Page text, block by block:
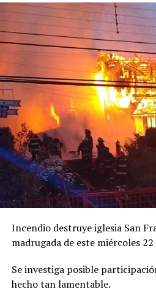
Incendio destruye iglesia San
madrugada de este miércoles
Se investiga posible
hecho tan lamentable.